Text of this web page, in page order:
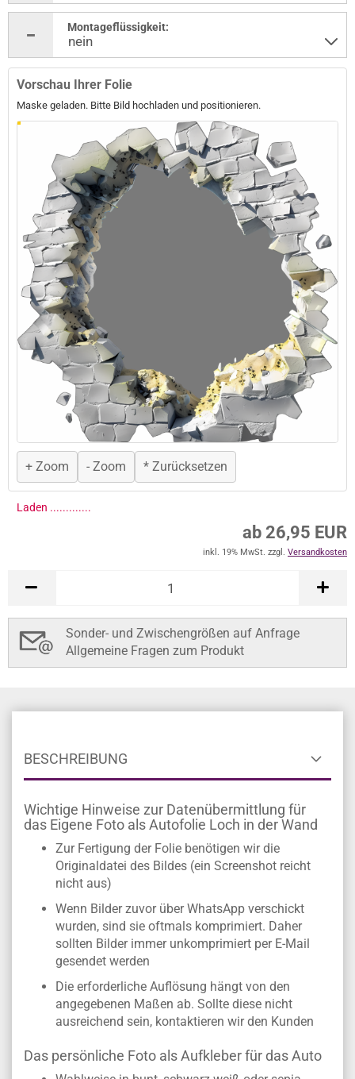
Montageflüssigkeit:
Vorschau Ihrer Folie
Maske geladen. Bitte Bild hochladen und positionieren.
+ Zoom - Zoom * Zurücksetzen
Laden ..............
ab 26,95 EUR
inkl. 19% MwSt. zzgl. Versandkosten
Sonder- und Zwischengrößen auf Anfrage
Allgemeine Fragen zum Produkt
BESCHREIBUNG
Wichtige Hinweise zur Datenübermittlung für
das Eigene Foto als Autofolie Loch in der Wand
Zur Fertigung der Folie benötigen wir die
Originaldatei des Bildes (ein Screenshot reicht
nicht aus)
Wenn Bilder zuvor über WhatsApp verschickt
wurden, sind sie oftmals komprimiert. Daher
sollten Bilder immer unkomprimiert per E-Mail
gesendet werden
Die erforderliche Auflösung hängt von den
angegebenen Maßen ab. Sollte diese nicht
ausreichend sein, kontaktieren wir den Kunden
Das persönliche Foto als Aufkleber für das Auto